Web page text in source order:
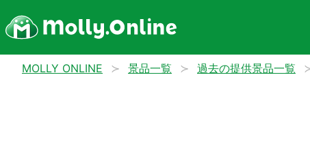
MOLLY ONLINE 景品一覧 過去の提供景品一覧